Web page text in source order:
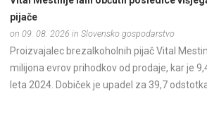
pijače
on 09. 08. 2026 in Slovensko gospodarstvo
Proizvajalec brezalkoholnih pijač Vital
milijona evrov prihodkov od prodaje, kar je
leta 2024. Dobiček je upadel za 39,7